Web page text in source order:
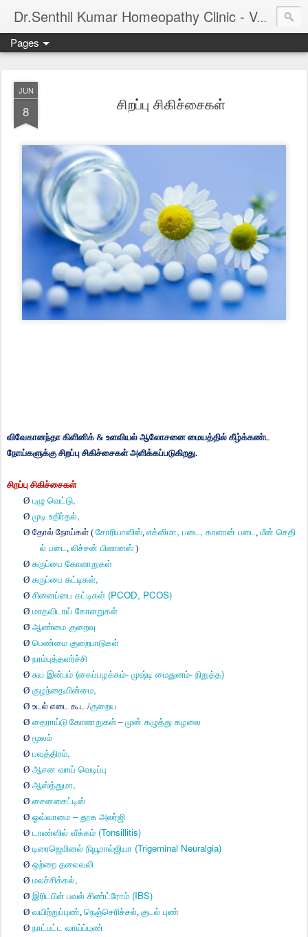
Dr.Senthil Kumar Homeopathy Clinic - Velachery - Panruti - Chennai
Pages
JUN
8 சிறப்பு சிகிச்சைகள்
விவேகானந்தா கிளினிக் & உளவியல் ஆலோசனை மையத்தில் கீழ்க்கண்ட
நோய்களுக்கு சிறப்பு சிகிச்சைகள் அளிக்கப்படுகிறது.
சிறப்பு சிகிச்சைகள்
Ø புழு வெட்டு,
Ø முடி உதிர்தல்,
Ø தோல் நோய்கள் ( சோரியாஸிஸ், எக்ஸிமா, படை, காளான் படை, மீன் செதி
ல் படை, லிச்சன் பிளானஸ் )
Ø கருப்பை கோளாறுகள்
Ø கருப்பை கட்டிகள்,
Ø சினைப்பை கட்டிகள் (PCOD, PCOS)
Ø மாதவிடாய் கோளறுகள்
Ø ஆண்மை குறைவு
Ø பெண்மை குறைபாடுகள்
Ø நரம்புத்தளர்ச்சி
Ø சுய இன்பம் (கைப்பழக்கம்- முஷ்டி மைதுனம்- நிறுத்த)
Ø குழந்தையின்மை,
Ø உடல் எடை கூட /குறைய
Ø தைராய்டு கோளாறுகள் – முன் கழுத்து கழலை
Ø மூலம்
Ø பவுத்திரம்,
Ø ஆசன வாய் வெடிப்பு
Ø ஆஸ்த்துமா,
Ø சைனசைட்டிஸ்
Ø ஓவ்வாமை – தூசு அலர்ஜி
Ø டாண்ஸில் வீக்கம் (Tonsillitis)
Ø டிரைஜெமினல் நியூரால்ஜியா (Trigeminal Neuralgia)
Ø ஒற்றை தலைவலி
Ø மலச்சிக்கல்,
Ø இரிடபிள் பவல் சிண்ட்ரோம் (IBS)
Ø வயிற்றுப்புண், நெஞ்செரிச்சல், குடல் புண்
Ø நாட்பட்ட வாய்ப்புண்